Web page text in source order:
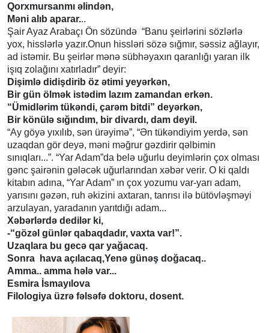
Qorxmursanmı əlindən,
Məni alıb aparar...
Şair Ayaz Arabaçı Ön sözündə “Banu şeirlərini sözlərlə
yox, hisslərlə yazır.Onun hissləri sözə sığmır, səssiz ağlayır,
ad istəmir. Bu şeirlər mənə sübhəyaxın qaranlığı yaran ilk
işıq zolağını xatırladır” deyir:
Dişimlə didişdirib öz ətimi yeyərkən,
Bir gün ölmək istədim lazım zamandan erkən.
“Ümidlərim tükəndi, çarəm bitdi” deyərkən,
Bir könülə sığındım, bir divardı, dam deyil.
“Ay göyə yıxılıb, sən ürəyimə”, “Ən tükəndiyim yerdə, sən
uzaqdan gör deyə, məni məğrur gəzdirir qəlbimin
sınıqları...”. “Yar Adam”da belə uğurlu deyimlərin çox olması
gənc şairənin gələcək uğurlarından xəbər verir. O ki qaldı
kitabın adına, “Yar Adam” ın çox yozumu var-yarı adam,
yarısını gəzən, ruh əkizini axtaran, tanrısı ilə bütövləşməyi
arzulayan, yaradanın yarıtdığı adam...
Xəbərlərdə dedilər ki,
-“gözəl günlər qabaqdadır, vaxta var!”.
Uzaqlara bu gecə qar yağacaq.
Sonra hava açılacaq,Yenə günəş doğacaq..
Amma.. amma hələ var...
Esmira İsmayılova
Filologiya üzrə fəlsəfə doktoru, dosent.